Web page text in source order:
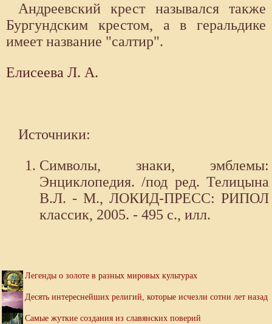
Андреевский крест назывался также
Бургундским крестом, а в геральдике
имеет название "салтир".
Елисеева Л. А.
Источники:
Символы, знаки, эмблемы:
Энциклопедия. /под ред. Телицына
В.Л. - М., ЛОКИД-ПРЕСС: РИПОЛ
классик, 2005. - 495 с., илл.
Легенды о золоте в разных мировых культурах
Десять интереснейших религий, которые исчезли сотни лет назад
Самые жуткие создания из славянских поверий